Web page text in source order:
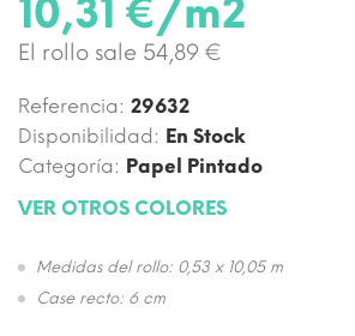
10,31 €/m2
El rollo sale 54,89 €
Referencia: 29632
Disponibilidad: En Stock
Categoría: Papel Pintado
VER OTROS COLORES
Medidas del rollo: 0,53 x 10,05 m
Case recto: 6 cm